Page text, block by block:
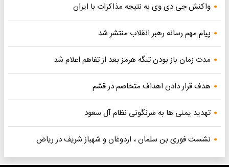
واکنش جی دی وی به نتیجه مذاکرات با ایران
پیام مهم رسانه رهبر انقلاب منتشر شد
مدت زمان باز بودن تنگه هرمز بعد از تفاهم اعلام شد
هدف قرار دادن اهداف متخاصم در قشم
تهدید یمنی ها به سرنگونی نظام آل سعود
نشست فوری بن سلمان ، اردوغان و شهباز شریف در ریاض